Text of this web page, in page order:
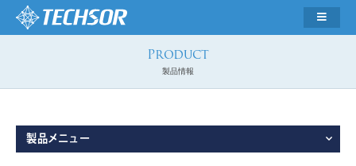
製品情報
製品メニュー